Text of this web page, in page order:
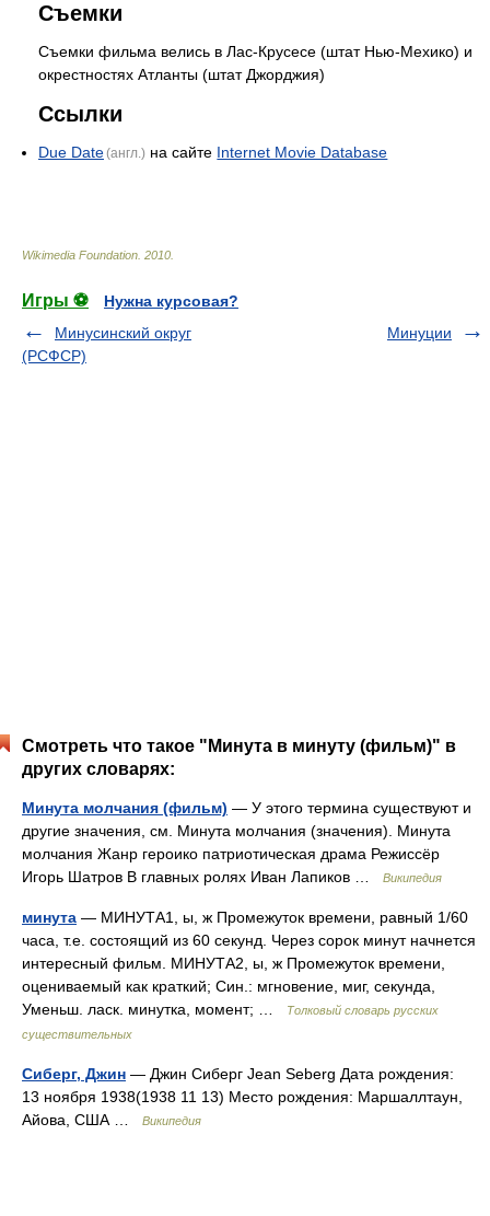
Съемки
Съемки фильма велись в Лас-Крусесе (штат Нью-Мехико) и
окрестностях Атланты (штат Джорджия)
Ссылки
Due Date(англ.) на сайте Internet Movie Database
Wikimedia Foundation 2010
Игры ⚽
Нужна курсовая?
Минусинский округ
(РСФСР)
Минуции
Смотреть что такое "Минута в минуту (фильм)" в
других словарях:
Минута молчания (фильм) — У этого термина существуют и
другие значения, см. Минута молчания (значения). Минута
молчания Жанр героико патриотическая драма Режиссёр
Игорь Шатров В главных ролях Иван Лапиков …
Википедия
минута — МИНУТА1, ы, ж Промежуток времени, равный 1/60
часа, т.е. состоящий из 60 секунд. Через сорок минут начнется
интересный фильм. МИНУТА2, ы, ж Промежуток времени,
оцениваемый как краткий; Син.: мгновение, миг, секунда,
Уменьш. ласк. минутка, момент; …
Толковый словарь русских
существительных
Сиберг, Джин — Джин Сиберг Jean Seberg Дата рождения:
13 ноября 1938(1938 11 13) Место рождения: Маршаллтаун,
Айова, США …
Википедия